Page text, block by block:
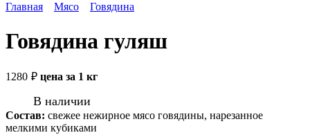
Главная Мясо Говядина
Говядина гуляш
1280 ₽ цена за 1 кг
В наличии
Состав: свежее нежирное мясо говядины, нарезанное
мелкими кубиками